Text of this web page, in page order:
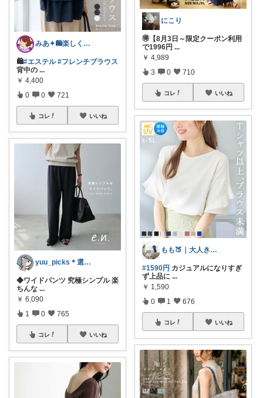
みあ✦🛍️楽しくお買い物
🛍️#エステル #フレンチブラウス
背中の ...
￥ 4,400
0 0 721
コレ いいね
yuu_picks＊選ぶ楽しみ＊
◆ワイドパンツ 究極シンプル 楽
ちんな ...
￥ 6,090
1 0 765
コレ いいね
にこり
🉐【8月3日～限定クーポン利用
で1996円 ...
￥ 4,989
3 0 710
コレ いいね
もも🍑｜大人きれいめファッション
#1590円 カジュアルになりすぎ
ず上品に ...
￥ 1,590
0 1 676
コレ いいね